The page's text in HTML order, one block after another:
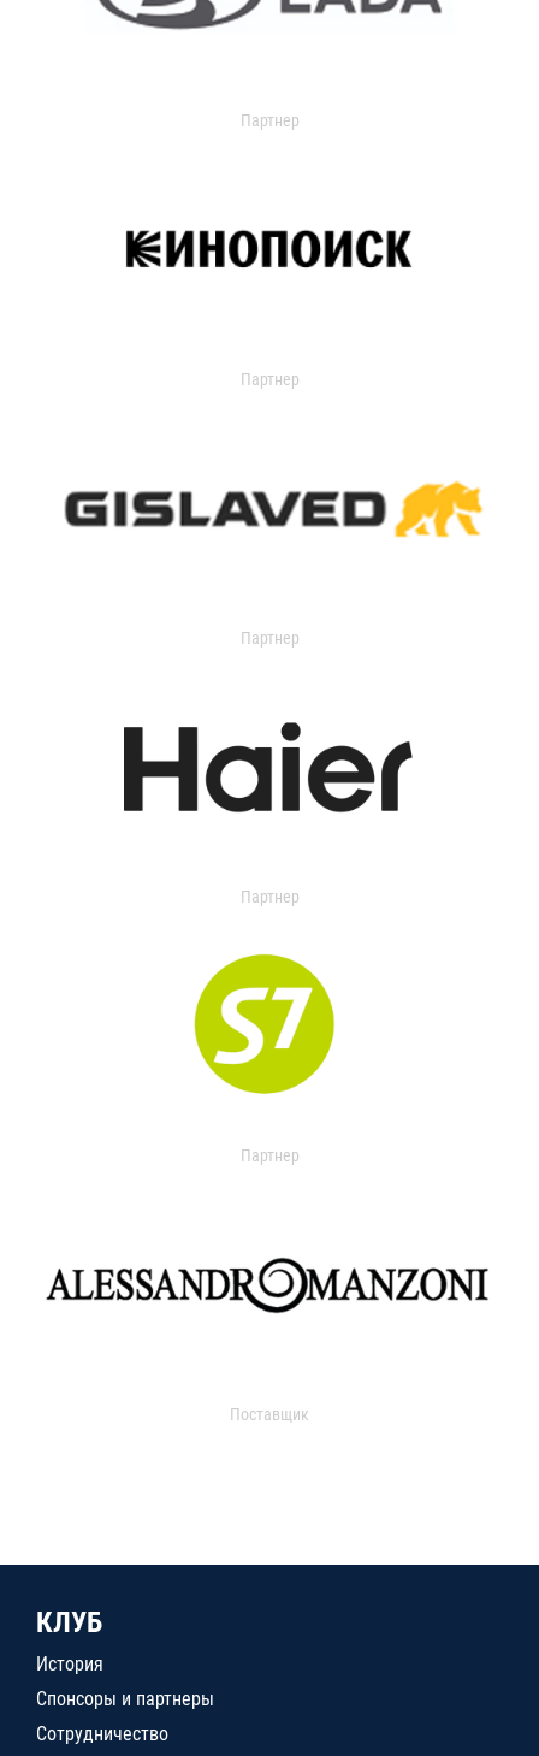
Партнер
Партнер
Партнер
Партнер
Партнер
Поставщик
КЛУБ
История
Спонсоры и партнеры
Сотрудничество